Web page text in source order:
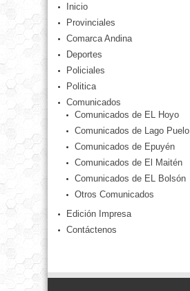
Inicio
Provinciales
Comarca Andina
Deportes
Policiales
Politica
Comunicados
Comunicados de EL Hoyo
Comunicados de Lago Puelo
Comunicados de Epuyén
Comunicados de El Maitén
Comunicados de EL Bolsón
Otros Comunicados
Edición Impresa
Contáctenos